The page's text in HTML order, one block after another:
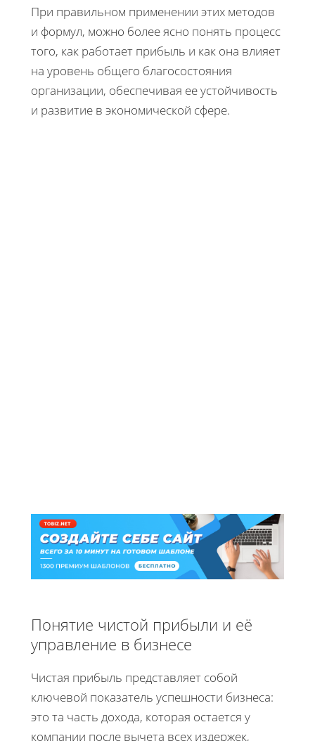
При правильном применении этих методов
и формул, можно более ясно понять процесс
того, как работает прибыль и как она влияет
на уровень общего благосостояния
организации, обеспечивая ее устойчивость
и развитие в экономической сфере.
Понятие чистой прибыли и её
управление в бизнесе
Чистая прибыль представляет собой
ключевой показатель успешности бизнеса:
это та часть дохода, которая остается у
компании после вычета всех издержек,